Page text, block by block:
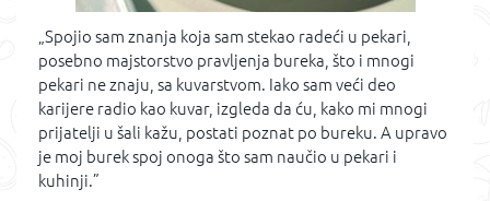
„Spojio sam znanja koja sam stekao radeći u pekari,
posebno majstorstvo pravljenja bureka, što i mnogi
pekari ne znaju, sa kuvarstvom. Iako sam veći deo
karijere radio kao kuvar, izgleda da ću, kako mi mnogi
prijatelji u šali kažu, postati poznat po bureku. A upravo
je moj burek spoj onoga što sam naučio u pekari i
kuhinji.”